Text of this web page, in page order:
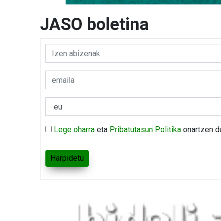
JASO boletina
Lege oharraeta Pribatutasun Politikaonartzen